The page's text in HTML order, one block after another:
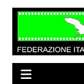
Salta